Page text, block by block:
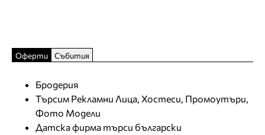
Оферти Събития
Бродерия
Търсим Рекламни Лица, Хостеси, Промоутъри,
Фото Модели
Датска фирма търси български